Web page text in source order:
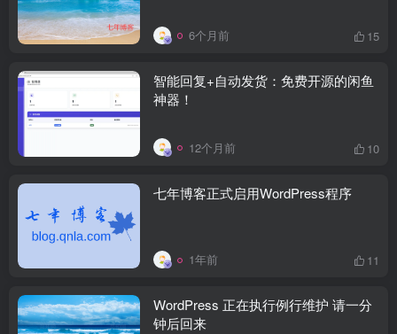
6个月前 15
智能回复+自动发货：免费开源的闲鱼
神器！
12个月前 10
七年博客正式启用WordPress程序
1年前 11
WordPress 正在执行例行维护 请一分
钟后回来